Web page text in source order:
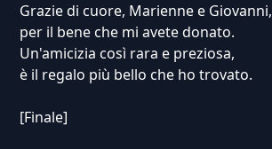
Grazie di cuore, Marienne e Giovanni,
per il bene che mi avete donato.
Un'amicizia così rara e preziosa,
è il regalo più bello che ho trovato.
[Finale]